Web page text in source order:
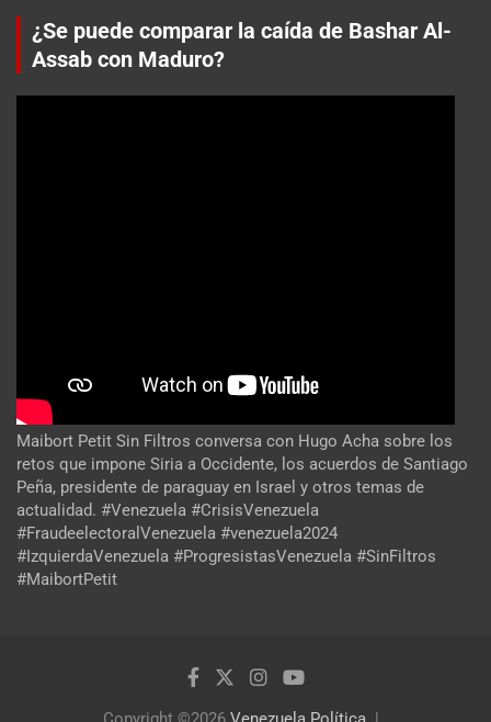
¿Se puede comparar la caída de Bashar Al-
Assab con Maduro?
Maibort Petit Sin Filtros conversa con Hugo Acha sobre los
retos que impone Siria a Occidente, los acuerdos de Santiago
Peña, presidente de paraguay en Israel y otros temas de
actualidad. #Venezuela #CrisisVenezuela
#FraudeelectoralVenezuela #venezuela2024
#IzquierdaVenezuela #ProgresistasVenezuela #SinFiltros
#MaibortPetit